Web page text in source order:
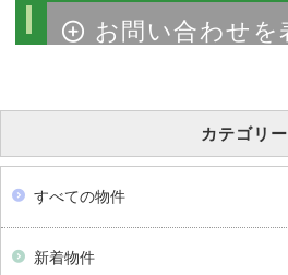
物件のお問い合わせ
カテゴリー
すべての物件
新着物件